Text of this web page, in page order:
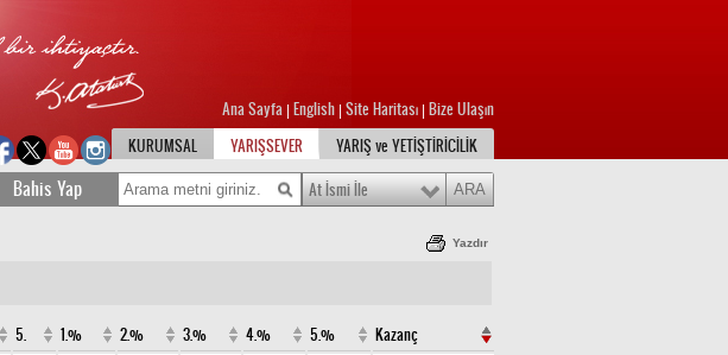
Ana Sayfa English Site Haritası Bize Ulaşın
KURUMSAL
YARIŞSEVER YARIŞ ve YETİŞTİRİCİLİK
Bahis Yap At İsmi İle
Yazdır
5. 1.% 2.% 3.% 4.% 5.% Kazanç